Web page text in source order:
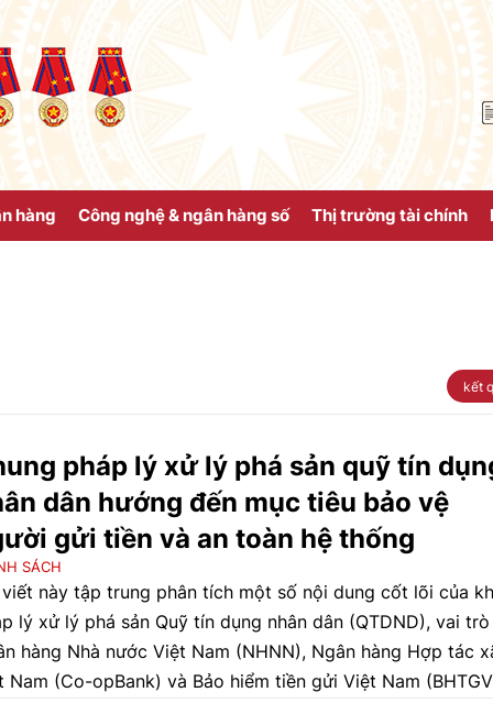
hàng Công nghệ & ngân hàng số Thị trường tài chính
kết
pháp lý xử lý phá sản quỹ tín
dân hướng đến mục tiêu bảo vệ
gửi tiền và an toàn hệ thống
SÁCH
viết này tập trung phân tích một số nội dung cốt lõi của
lý xử lý phá sản Quỹ tín dụng nhân dân (QTDND), vai trò
hàng Nhà nước Việt Nam (NHNN), Ngân hàng Hợp tác
Nam (Co-opBank) và Bảo hiểm tiền gửi Việt Nam